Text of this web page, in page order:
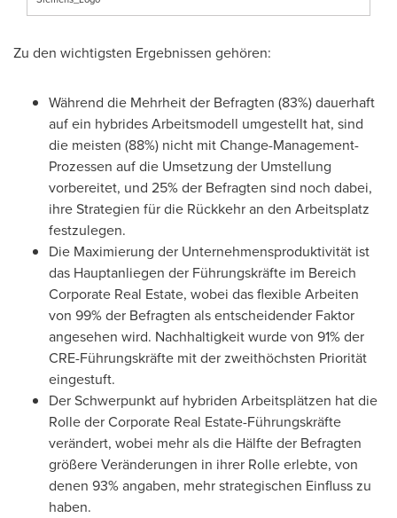
Zu den wichtigsten Ergebnissen gehören:
Während die Mehrheit der Befragten (83%) dauerhaft
auf ein hybrides Arbeitsmodell umgestellt hat, sind
die meisten (88%) nicht mit Change-Management-
Prozessen auf die Umsetzung der Umstellung
vorbereitet, und 25% der Befragten sind noch dabei,
ihre Strategien für die Rückkehr an den Arbeitsplatz
festzulegen.
Die Maximierung der Unternehmensproduktivität ist
das Hauptanliegen der Führungskräfte im Bereich
Corporate Real Estate, wobei das flexible Arbeiten
von 99% der Befragten als entscheidender Faktor
angesehen wird. Nachhaltigkeit wurde von 91% der
CRE-Führungskräfte mit der zweithöchsten Priorität
eingestuft.
Der Schwerpunkt auf hybriden Arbeitsplätzen hat die
Rolle der Corporate Real Estate-Führungskräfte
verändert, wobei mehr als die Hälfte der Befragten
größere Veränderungen in ihrer Rolle erlebte, von
denen 93% angaben, mehr strategischen Einfluss zu
haben.